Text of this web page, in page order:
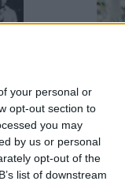
your personal or
opt-out section to
you may
by us or personal
opt-out of the
list of downstream